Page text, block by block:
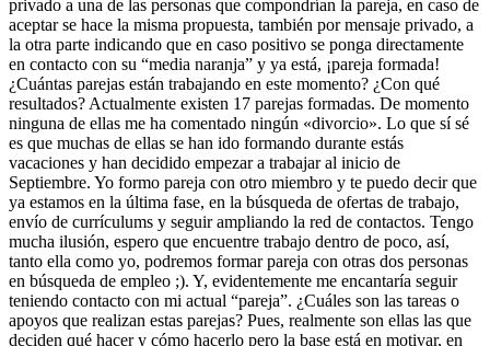
privado a una de las personas que compondrían la pareja, en caso de
aceptar se hace la misma propuesta, también por mensaje privado, a
la otra parte indicando que en caso positivo se ponga directamente
en contacto con su “media naranja” y ya está, ¡pareja formada!
¿Cuántas parejas están trabajando en este momento? ¿Con qué
resultados? Actualmente existen 17 parejas formadas. De momento
ninguna de ellas me ha comentado ningún «divorcio». Lo que sí sé
es que muchas de ellas se han ido formando durante estás
vacaciones y han decidido empezar a trabajar al inicio de
Septiembre. Yo formo pareja con otro miembro y te puedo decir que
ya estamos en la última fase, en la búsqueda de ofertas de trabajo,
envío de currículums y seguir ampliando la red de contactos. Tengo
mucha ilusión, espero que encuentre trabajo dentro de poco, así,
tanto ella como yo, podremos formar pareja con otras dos personas
en búsqueda de empleo ;). Y, evidentemente me encantaría seguir
teniendo contacto con mi actual “pareja”. ¿Cuáles son las tareas o
apoyos que realizan estas parejas? Pues, realmente son ellas las que
deciden qué hacer y cómo hacerlo pero la base está en motivar, en